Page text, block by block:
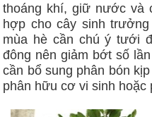
thoáng khí, giữ nước và
hợp cho cây sinh
mùa hè cần chú ý tưới
đông nên giảm bớt số
cần bổ sung phân bón
phân hữu cơ vi sinh hoặc